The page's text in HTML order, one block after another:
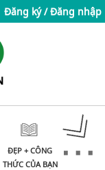
Đăng ký / Đăng nhập
ĐẸP + CÔNG
THỨC CỦA BẠN